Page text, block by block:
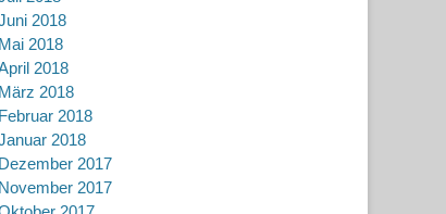
2018
Mai 2018
2018
März 2018
Februar 2018
2018
Dezember 2017
November 2017